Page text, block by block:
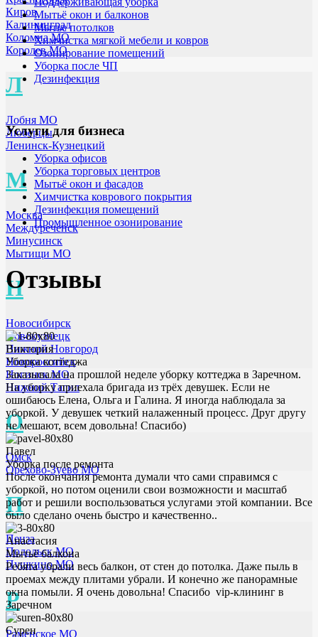
Киров
Калининград
Коломна МО
Королев МО
Л
Лобня МО
Люберцы
Ленинск-Кузнецкий
М
Москва
Междуреченск
Минусинск
Мытищи МО
Н
Новосибирск
Новокузнецк
Нижний Новгород
Новороссийск
Ногинск МО
Нижний Тагил
О
Омск
Орехово-Зуево МО
П
Пенза
Подольск МО
Пушкино МО
Р
Раменское МО
Мытьё окон и балконов
Мытье потолков
Химчистка мягкой мебели и ковров
Озонирование помещений
Уборка после ЧП
Дезинфекция
Услуги для бизнеса
Уборка офисов
Уборка торговых центров
Мытьё окон и фасадов
Химчистка коврового покрытия
Дезинфекция помещений
Промышленное озонирование
Отзывы
Виктория
Уборка коттеджа
Заказывала на прошлой неделе уборку коттеджа в Заречном.
На уборку приехала бригада из трёх девушек. Если не
ошибаюсь Елена, Ольга и Галина. Я иногда наблюдала за
уборкой. У девушек четкий налаженный процесс. Друг другу
не мешают, всем довольна! Спасибо)
Павел
Уборка после ремонта
После окончания ремонта думали что сами справимся с
уборкой, но потом оценили свои возможности и масштаб
работ и решили воспользоваться услугами этой компании. Все
было сделано очень быстро и качественно..
Анастасия
Мытьё балкона
Ребята убрали весь балкон, от стен до потолка. Даже пыль в
проемах между плитами убрали. И конечно же панорамные
окна помыли. Я очень довольна! Спасибо vip-клининг в
Заречном
Сурен